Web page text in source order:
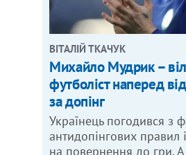
ВІТАЛІЙ ТКАЧУК
Михайло Мудрик –
футболіст наперед
за допінг
Українець погодився з
антидопінгових правил
на повернення до гри.